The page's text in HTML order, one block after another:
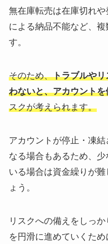
無在庫転売は在庫切れ
による納品不能など、
す。
そのため、トラブルや
わないと、アカウント
スクが考えられます。
アカウントが停止・凍
なる場合もあるため、
いる場合は資金繰りが
ょう。
リスクへの備えをしっ
を円滑に進めていくため